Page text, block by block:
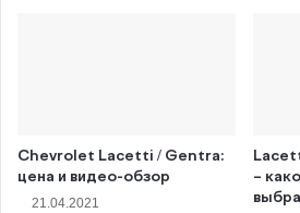
Chevrolet Lacetti / Gentra:
цена и видео-обзор
21.04.2021
–